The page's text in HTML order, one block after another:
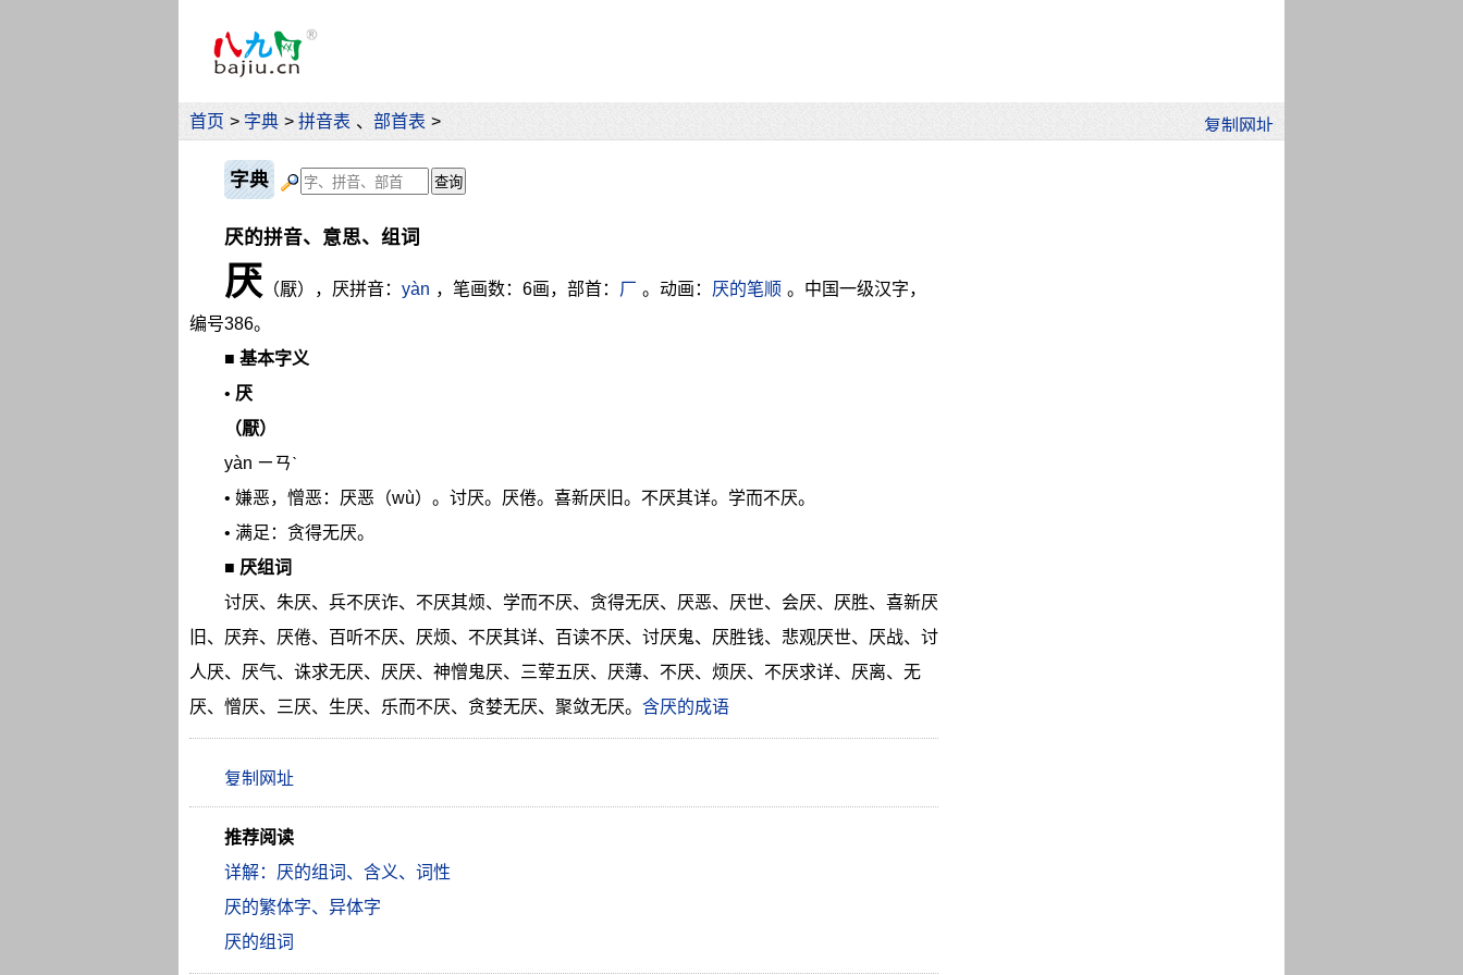
首页 > 字典 > 拼音表 、 部首表 >
字典
厌的拼音、意思、组词
厌 （厭），厌拼音： yàn ，笔画数：6画，部首： 厂 。动画： 厌的笔顺 。中国一级汉字，
编号386。
■ 基本字义
• 厌
（厭）
yàn ㄧㄢˋ
• 嫌恶，憎恶：厌恶（wù）。讨厌。厌倦。喜新厌旧。不厌其详。学而不厌。
• 满足：贪得无厌。
■ 厌组词
讨厌、朱厌、兵不厌诈、不厌其烦、学而不厌、贪得无厌、厌恶、厌世、会厌、厌胜、喜新厌
旧、厌弃、厌倦、百听不厌、厌烦、不厌其详、百读不厌、讨厌鬼、厌胜钱、悲观厌世、厌战、讨
人厌、厌气、诛求无厌、厌厌、神憎鬼厌、三荤五厌、厌薄、不厌、烦厌、不厌求详、厌离、无
厌、憎厌、三厌、生厌、乐而不厌、贪婪无厌、聚敛无厌。 含厌的成语
推荐阅读
详解：厌的组词、含义、词性
厌的繁体字、异体字
厌的组词